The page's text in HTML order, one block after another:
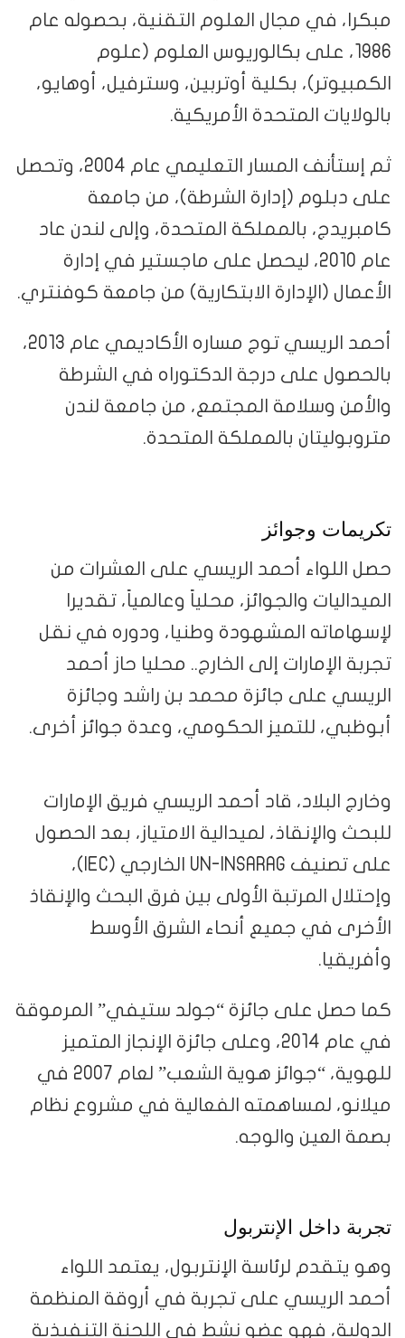
مبكرا، في مجال العلوم التقنية، بحصوله عام
1986، على بكالوريوس العلوم (علوم
الكمبيوتر)، بكلية أوتربين، وسترفيل، أوهايو،
بالولايات المتحدة الأمريكية.
ثم إستأنف المسار التعليمي عام 2004، وتحصل
على دبلوم (إدارة الشرطة)، من جامعة
كامبريدج، بالمملكة المتحدة، وإلى لندن عاد
عام 2010، ليحصل على ماجستير في إدارة
الأعمال (الإدارة الابتكارية) من جامعة كوفنتري.
أحمد الريسي توج مساره الأكاديمي عام 2013،
بالحصول على درجة الدكتوراه في الشرطة
والأمن وسلامة المجتمع، من جامعة لندن
متروبوليتان بالمملكة المتحدة.
تكريمات وجوائز
حصل اللواء أحمد الريسي على العشرات من
الميداليات والجوائز، محلياً وعالمياً، تقديرا
لإسهاماته المشهودة وطنيا، ودوره في نقل
تجربة الإمارات إلى الخارج.. محليا حاز أحمد
الريسي على جائزة محمد بن راشد وجائزة
أبوظبي، للتميز الحكومي، وعدة جوائز أخرى.
وخارج البلاد، قاد أحمد الريسي فريق الإمارات
للبحث والإنقاذ، لميدالية الامتياز، بعد الحصول
على تصنيف UN-INSARAG الخارجي (IEC)،
وإحتلال المرتبة الأولى بين فرق البحث والإنقاذ
الأخرى في جميع أنحاء الشرق الأوسط
وأفريقيا.
كما حصل على جائزة “جولد ستيفي” المرموقة
في عام 2014، وعلى جائزة الإنجاز المتميز
للهوية، “جوائز هوية الشعب” لعام 2007 في
ميلانو، لمساهمته الفعالية في مشروع نظام
بصمة العين والوجه.
تجربة داخل الإنتربول
وهو يتقدم لرئاسة الإنتربول، يعتمد اللواء
أحمد الريسي على تجربة في أروقة المنظمة
الدولية، فهو عضو نشط في اللجنة التنفيذية